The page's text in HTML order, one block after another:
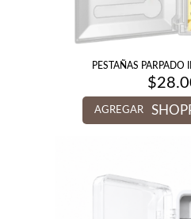
PESTAÑAS PARPADO
$
AGREGAR